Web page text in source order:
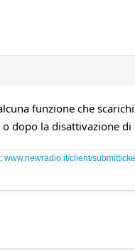
funzione che
dopo la disattivazione di
www.newradio.it/client/